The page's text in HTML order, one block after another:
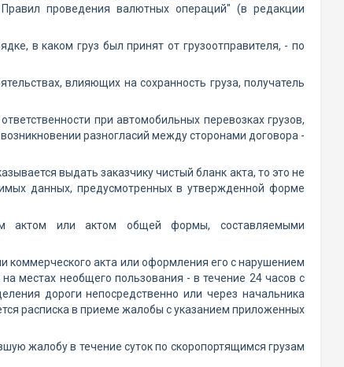
проведения валютных операций" (в редакции
в каком груз был принят от грузоотправителя, - по
влияющих на сохранность груза, получатель
при автомобильных перевозках грузов,
разногласий между сторонами договора -
выдать заказчику чистый бланк акта, то это не
данных, предусмотренных в утвержденной форме
актом или актом общей формы, составляемыми
коммерческого акта или оформления его с нарушением
местах необщего пользования - в течение 24 часов с
дороги непосредственно или через начальника
расписка в приеме жалобы с указанием приложенных
жалобу в течение суток по скоропортящимся грузам